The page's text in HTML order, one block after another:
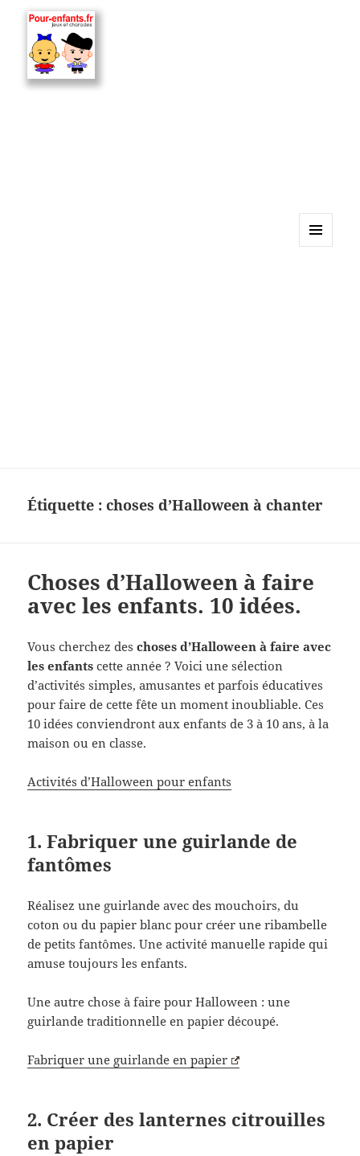
devinettes, pour enfants.
Étiquette :choses d’Halloween à chanter
Choses d’Halloween à faire
avec les enfants. 10 idées.
Vous cherchez deschoses d’Halloween à faire avec
les enfants cette année ? Voici une sélection
d’activités simples, amusantes et parfois éducatives
pour faire de cette fête un moment inoubliable. Ces
10 idées conviendront aux enfants de 3 à 10 ans, à la
maison ou en classe.
Activités d’Halloween pour enfants
1. Fabriquer une guirlande de
fantômes
Réalisez une guirlande avec des mouchoirs, du
coton ou du papier blanc pour créer une ribambelle
de petits fantômes. Une activité manuelle rapide qui
amuse toujours les enfants.
Une autre chose à faire pour Halloween : une
guirlande traditionnelle en papier découpé.
Fabriquer une guirlande en papier
2. Créer des lanternes citrouilles
en papier